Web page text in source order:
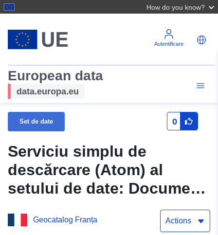
How do you know?
Autentificare
European data
data.europa.eu
Set de date 0
Serviciu simplu de
descărcare (Atom) al
setului de date: Document
obiectiv (DOCOB) în Alpii
maritimi
Geocatalog Franța Actions